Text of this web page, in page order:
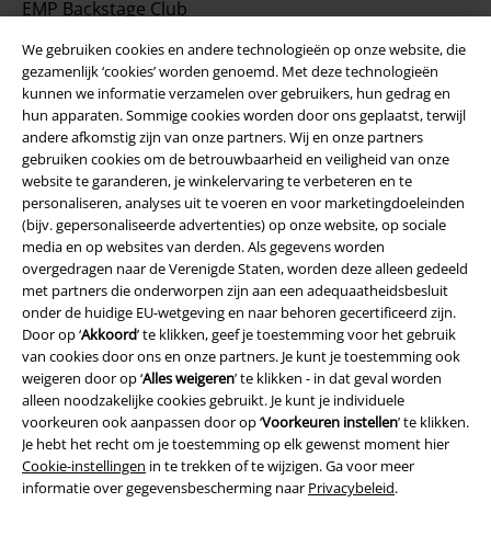
We gebruiken cookies en andere technologieën op onze website, die
gezamenlijk ‘cookies’ worden genoemd. Met deze technologieën
kunnen we informatie verzamelen over gebruikers, hun gedrag en
hun apparaten. Sommige cookies worden door ons geplaatst, terwijl
andere afkomstig zijn van onze partners. Wij en onze partners
gebruiken cookies om de betrouwbaarheid en veiligheid van onze
website te garanderen, je winkelervaring te verbeteren en te
personaliseren, analyses uit te voeren en voor marketingdoeleinden
(bijv. gepersonaliseerde advertenties) op onze website, op sociale
media en op websites van derden. Als gegevens worden
overgedragen naar de Verenigde Staten, worden deze alleen gedeeld
met partners die onderworpen zijn aan een adequaatheidsbesluit
onder de huidige EU-wetgeving en naar behoren gecertificeerd zijn.
Door op ‘Akkoord’ te klikken, geef je toestemming voor het gebruik
van cookies door ons en onze partners. Je kunt je toestemming ook
weigeren door op ‘Alles weigeren’ te klikken - in dat geval worden
alleen noodzakelijke cookies gebruikt. Je kunt je individuele
voorkeuren ook aanpassen door op ‘Voorkeuren instellen’ te klikken.
Je hebt het recht om je toestemming op elk gewenst moment hier
Cookie-instellingen in te trekken of te wijzigen. Ga voor meer
informatie over gegevensbescherming naar Privacybeleid.
EMP Backstage Club
Over Large
Partnerprogramma's
Duurzaamheid
Maak deel uit van de community!